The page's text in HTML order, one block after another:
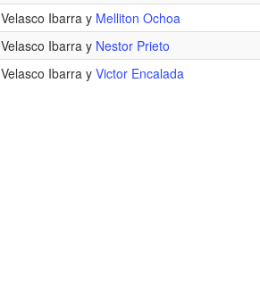
Velasco Ibarra y Melliton Ochoa
Velasco Ibarra y Nestor Prieto
Velasco Ibarra y Victor Encalada